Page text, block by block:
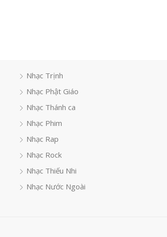
Nhạc Trịnh
Nhạc Phật Giáo
Nhạc Thánh ca
Nhạc Phim
Nhạc Rap
Nhạc Rock
Nhạc Thiếu Nhi
Nhạc Nước Ngoài